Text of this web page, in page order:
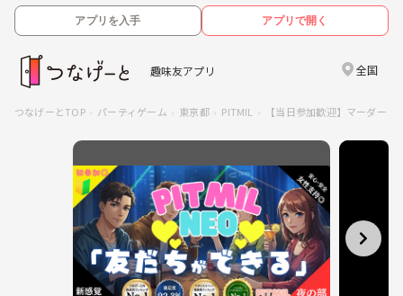
アプリを入手 アプリで開く
趣味友アプリ 全国
つなげーとTOP パーティゲーム 東京都 PITMIL 【当日参加歓迎】マーダー